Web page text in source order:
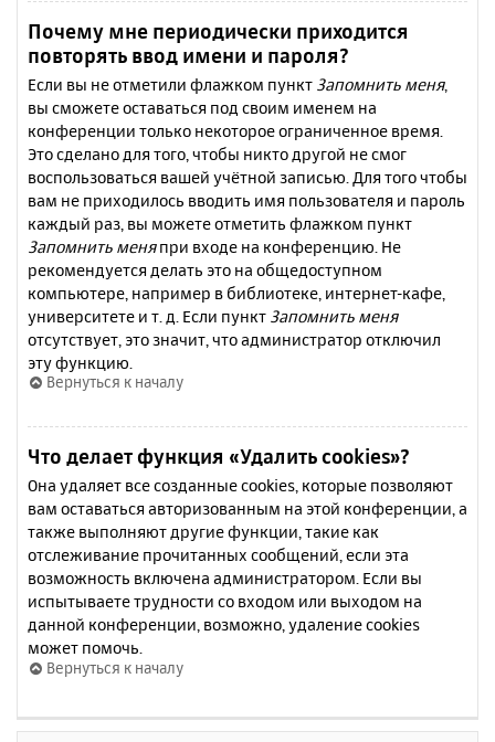
Почему мне периодически приходится
повторять ввод имени и пароля?
Если вы не отметили флажком пункт Запомнить меня,
вы сможете оставаться под своим именем на
конференции только некоторое ограниченное время.
Это сделано для того, чтобы никто другой не смог
воспользоваться вашей учётной записью. Для того чтобы
вам не приходилось вводить имя пользователя и пароль
каждый раз, вы можете отметить флажком пункт
Запомнить меняпри входе на конференцию. Не
рекомендуется делать это на общедоступном
компьютере, например в библиотеке, интернет-кафе,
университете и т. д. Если пункт Запомнить меня
отсутствует, это значит, что администратор отключил
эту функцию.
Вернуться к началу
Что делает функция «Удалить cookies»?
Она удаляет все созданные cookies, которые позволяют
вам оставаться авторизованным на этой конференции, а
также выполняют другие функции, такие как
отслеживание прочитанных сообщений, если эта
возможность включена администратором. Если вы
испытываете трудности со входом или выходом на
данной конференции, возможно, удаление cookies
может помочь.
Вернуться к началу